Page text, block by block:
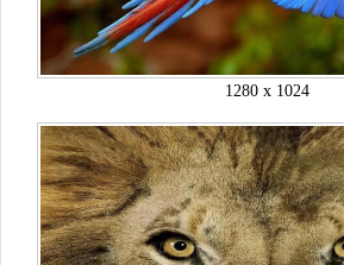
1280 x 1024